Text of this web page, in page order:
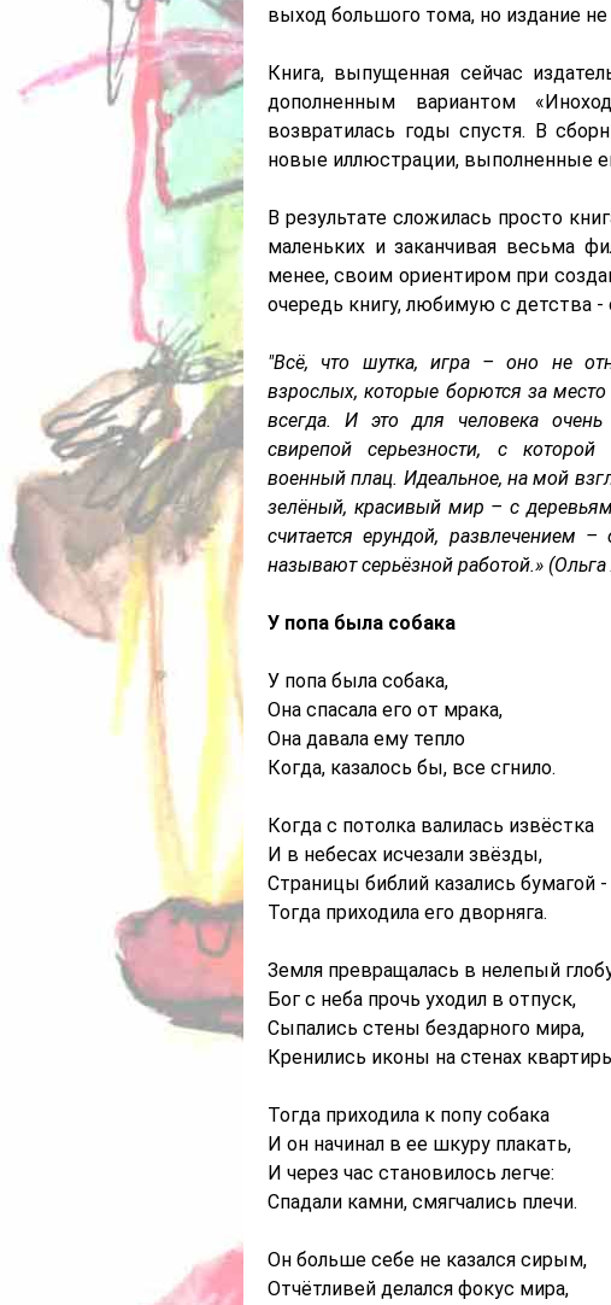
выход большого тома, но издание не
Книга, выпущенная сейчас
дополненным вариантом
возвратилась годы спустя. В
новые иллюстрации, выполненные
В результате сложилась просто
маленьких и заканчивая весьма
менее, своим ориентиром при
очередь книгу, любимую с детства
"Всё, что шутка, игра – оно не
взрослых, которые борются за место
всегда. И это для человека
свирепой серьезности, с которой
военный плац. Идеальное, на мой
зелёный, красивый мир – с
считается ерундой, развлечением
называют серьёзной работой.»
У попа была собака
У попа была собака,
Она спасала его от мрака,
Она давала ему тепло
Когда, казалось бы, все сгнило.
Когда с потолка валилась извёстка
И в небесах исчезали звёзды,
Страницы библий казались бумагой -
Тогда приходила его дворняга.
Земля превращалась в нелепый
Бог с неба прочь уходил в отпуск,
Сыпались стены бездарного мира,
Кренились иконы на стенах
Тогда приходила к попу собака
И он начинал в ее шкуру плакать,
И через час становилось легче:
Спадали камни, смягчались плечи.
Он больше себе не казался сирым,
Отчётливей делался фокус мира,